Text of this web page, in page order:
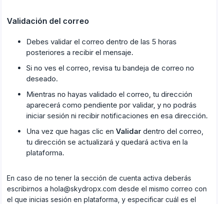
Validación del correo
Debes validar el correo dentro de las 5 horas
posteriores a recibir el mensaje.
Si no ves el correo, revisa tu bandeja de correo no
deseado.
Mientras no hayas validado el correo, tu dirección
aparecerá como pendiente por validar, y no podrás
iniciar sesión ni recibir notificaciones en esa dirección.
Una vez que hagas clic en Validar dentro del correo,
tu dirección se actualizará y quedará activa en la
plataforma.
En caso de no tener la sección de cuenta activa deberás
escribirnos a hola@skydropx.com desde el mismo correo con
el que inicias sesión en plataforma, y especificar cuál es el